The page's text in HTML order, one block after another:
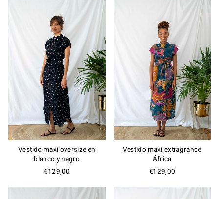
Vestido maxi oversize en
blanco y negro
€129,00
Vestido maxi extragrande
África
€129,00